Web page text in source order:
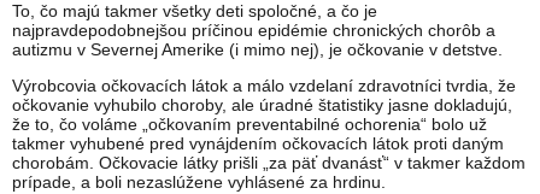
To, čo majú takmer všetky deti spoločné, a čo je
najpravdepodobnejšou príčinou epidémie chronických chorôb a
autizmu v Severnej Amerike (i mimo nej), je očkovanie v detstve.
Výrobcovia očkovacích látok a málo vzdelaní zdravotníci tvrdia, že
očkovanie vyhubilo choroby, ale úradné štatistiky jasne dokladujú,
že to, čo voláme „očkovaním preventabilné ochorenia“ bolo už
takmer vyhubené pred vynájdením očkovacích látok proti daným
chorobám. Očkovacie látky prišli „za päť dvanásť“ v takmer každom
prípade, a boli nezaslúžene vyhlásené za hrdinu.